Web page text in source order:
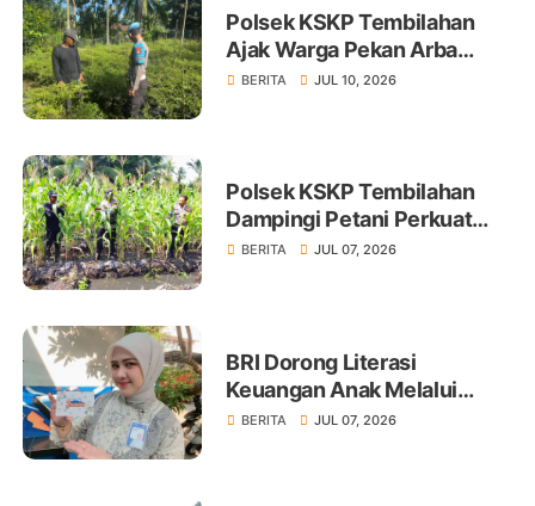
Polsek KSKP Tembilahan
Ajak Warga Pekan Arba
Tanam Cabai Dukung
BERITA JUL 10, 2026
Polsek KSKP Tembilahan
Dampingi Petani Perkuat
Swasembada Pangan
BERITA JUL 07, 2026
BRI Dorong Literasi
Keuangan Anak Melalui
Produk BritAma Junio
BERITA JUL 07, 2026